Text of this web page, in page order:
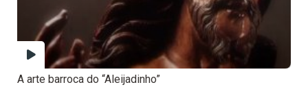
A arte barroca do “Aleijadinho”